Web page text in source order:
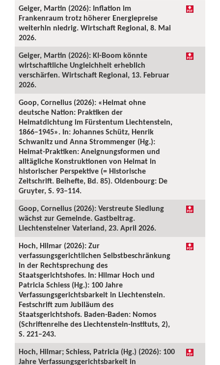
Geiger, Martin (2026): Inflation im
Frankenraum trotz höherer Energiepreise
weiterhin niedrig. Wirtschaft Regional, 8. Mai
2026.
Geiger, Martin (2026): KI-Boom könnte
wirtschaftliche Ungleichheit erheblich
verschärfen. Wirtschaft Regional, 13. Februar
2026.
Goop, Cornelius (2026): «Heimat ohne
deutsche Nation: Praktiken der
Heimatdichtung im Fürstentum Liechtenstein,
1866–1945». In: Johannes Schütz, Henrik
Schwanitz und Anna Strommenger (Hg.):
Heimat-Praktiken: Aneignungsformen und
alltägliche Konstruktionen von Heimat in
historischer Perspektive (= Historische
Zeitschrift. Beihefte, Bd. 85). Oldenbourg: De
Gruyter, S. 93–114.
Goop, Cornelius (2026): Verstreute Siedlung
wächst zur Gemeinde. Gastbeitrag.
Liechtensteiner Vaterland, 23. April 2026.
Hoch, Hilmar (2026): Zur
verfassungsgerichtlichen Selbstbeschränkung
in der Rechtsprechung des
Staatsgerichtshofes. In: Hilmar Hoch und
Patricia Schiess (Hg.): 100 Jahre
Verfassungsgerichtsbarkeit in Liechtenstein.
Festschrift zum Jubiläum des
Staatsgerichtshofs. Baden-Baden: Nomos
(Schriftenreihe des Liechtenstein-Instituts, 2),
S. 221–243.
Hoch, Hilmar; Schiess, Patricia (Hg.) (2026): 100
Jahre Verfassungsgerichtsbarkeit in